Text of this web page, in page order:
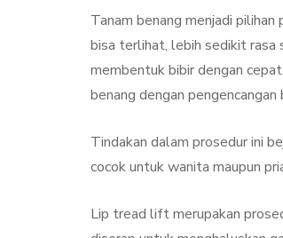
Tanam benang menjadi
bisa terlihat, lebih sedikit rasa
membentuk bibir dengan
benang dengan
Tindakan dalam prosedur ini
cocok untuk wanita maupun
Lip tread lift merupakan